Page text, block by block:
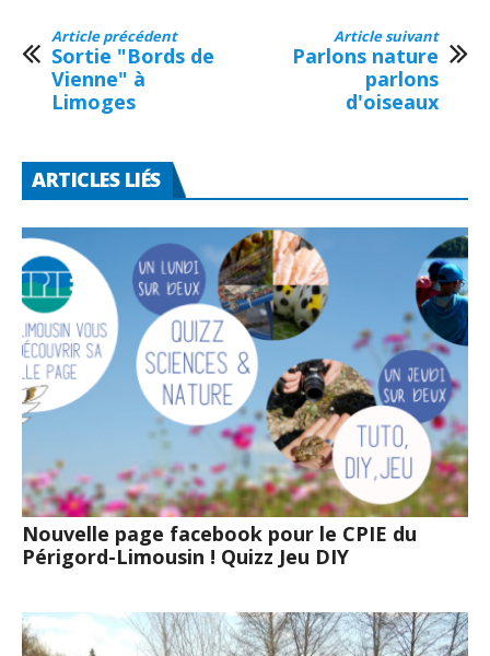
Article précédent
Sortie "Bords de
Vienne" à
Limoges
Article suivant
Parlons nature
parlons
d'oiseaux
ARTICLES LIÉS
Nouvelle page facebook pour le CPIE du
Périgord-Limousin ! Quizz Jeu DIY